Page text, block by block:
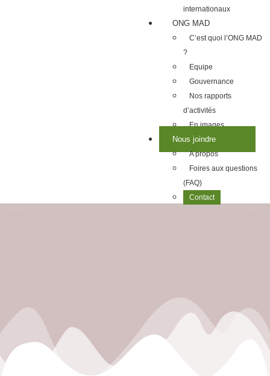
internationaux
ONG MAD
C’est quoi l’ONG MAD
?
Equipe
Gouvernance
Nos rapports
d’activités
En images
Nous joindre
A propos
Foires aux questions
(FAQ)
Contact